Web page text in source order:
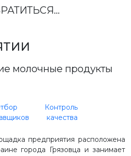
молочные продукты
Контроль
качества
предприятия расположена
города Грязовца и занимает